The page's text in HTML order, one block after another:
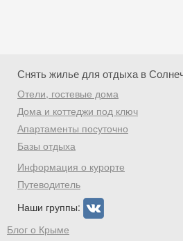
Снять жилье для отдыха в
Отели, гостевые дома
Дома и коттеджи под ключ
Апартаменты посуточно
Базы отдыха
Информация о курорте
Путеводитель
Наши группы:
Блог о Крыме
Хочешь дешевле? Оставь
промокод на первое